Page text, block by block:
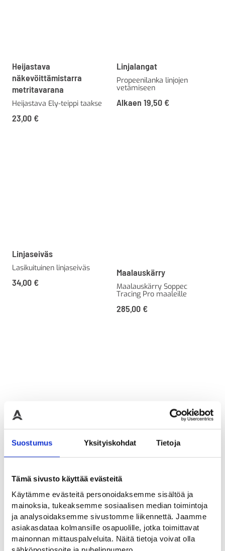
Suostumus Yksityiskohdat Tietoja
Tämä sivusto käyttää evästeitä
Käytämme evästeitä personoidaksemme sisältöä ja
mainoksia, tukeaksemme sosiaalisen median toimintoja
ja analysoidaksemme sivustomme liikennettä. Jaamme
asiakasdataa kolmansille osapuolille, jotka toimittavat
mainonnan mittauspalveluita. Näitä tietoja voivat olla
Heijastava
näkevöittämistarra
metritavarana
Heijastava Ely-teippi taakse
23,00 €
Linjalangat
Propeenilanka linjojen
vetämiseen
Alkaen 19,50 €
Linjaseiväs
Lasikuituinen linjaseiväs
34,00 €
Maalauskärry
Maalauskärry Soppec
Tracing Pro maaleille
285,00 €
750 mm metallinen
ergonominen merkintäkahva
95,00€
Muovinen merkinätpistooli
merkintämaaleille
38,00€